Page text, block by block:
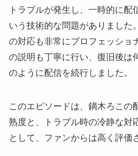
トラブルが発生し、一時的に配
いう技術的な問題がありました
の対応も非常にプロフェッショ
の説明も丁寧に行い、復旧後は
のように配信を続行しました。
このエピソードは、鏑木ろこの
熟度と、トラブル時の冷静な対
として、ファンからは高く評価